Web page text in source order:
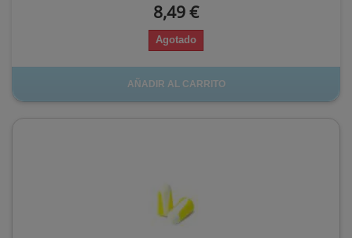
8,49 €
Agotado
AÑADIR AL CARRITO